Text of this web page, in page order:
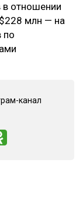
в отношении
млн — на
по
канал